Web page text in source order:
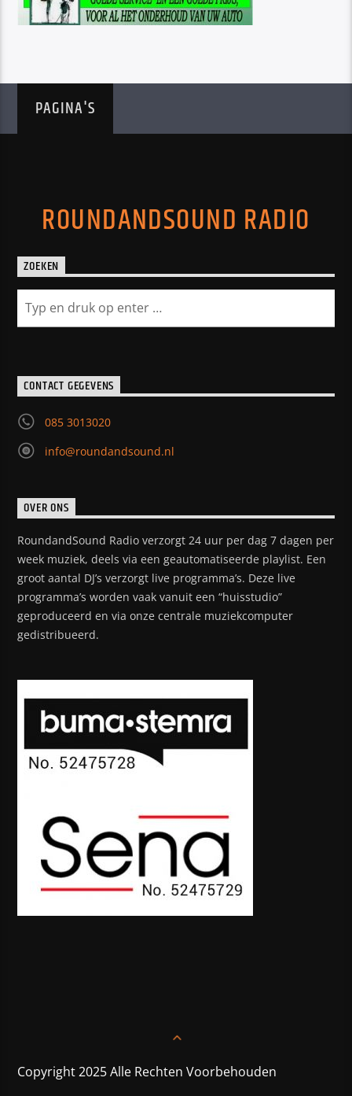
PAGINA'S
ROUNDANDSOUND RADIO
ZOEKEN
CONTACT GEGEVENS
085 3013020
info@roundandsound.nl
OVER ONS
RoundandSound Radio verzorgt 24 uur per dag 7 dagen per
week muziek, deels via een geautomatiseerde playlist. Een
groot aantal DJ’s verzorgt live programma’s. Deze live
programma’s worden vaak vanuit een “huisstudio”
geproduceerd en via onze centrale muziekcomputer
gedistribueerd.
Copyright 2025 Alle Rechten Voorbehouden